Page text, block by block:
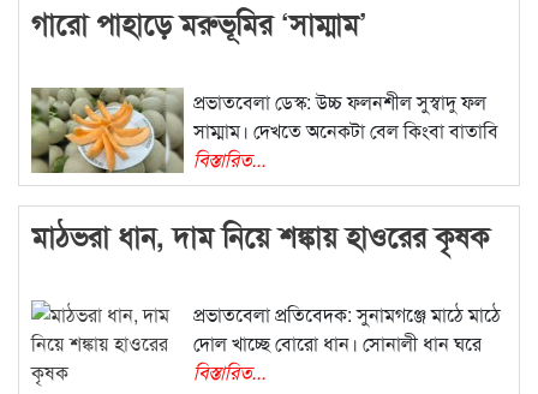
গারো পাহাড়ে মরুভূমির ‘সাম্মাম’
প্রভাতবেলা ডেস্ক: উচ্চ ফলনশীল সুস্বাদু ফল
সাম্মাম। দেখতে অনেকটা বেল কিংবা বাতাবি
বিস্তারিত...
মাঠভরা ধান, দাম নিয়ে শঙ্কায় হাওরের কৃষক
প্রভাতবেলা প্রতিবেদক: সুনামগঞ্জে মাঠে মাঠে
দোল খাচ্ছে বোরো ধান। সোনালী ধান ঘরে
বিস্তারিত...